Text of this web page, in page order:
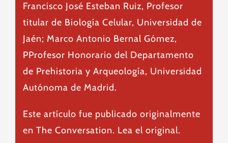
Francisco José Esteban Ruiz, Profesor
titular de Biología Celular, Universidad de
Jaén; Marco Antonio Bernal Gómez,
PProfesor Honorario del Departamento
de Prehistoria y Arqueología, Universidad
Autónoma de Madrid.
Este artículo fue publicado originalmente
en The Conversation. Lea el original.